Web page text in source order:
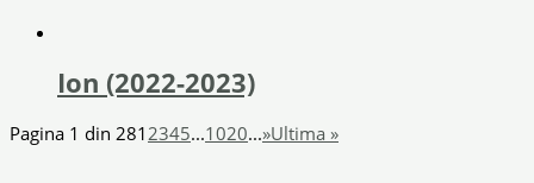
Ion (2022-2023)
Pagina 1 din 2812345...1020...»Ultima »